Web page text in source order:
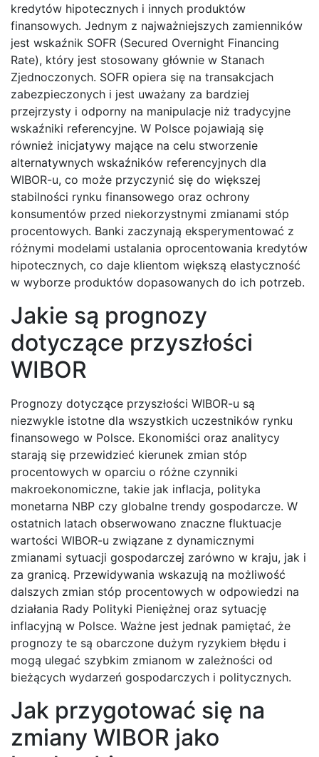
kredytów hipotecznych i innych produktów
finansowych. Jednym z najważniejszych zamienników
jest wskaźnik SOFR (Secured Overnight Financing
Rate), który jest stosowany głównie w Stanach
Zjednoczonych. SOFR opiera się na transakcjach
zabezpieczonych i jest uważany za bardziej
przejrzysty i odporny na manipulacje niż tradycyjne
wskaźniki referencyjne. W Polsce pojawiają się
również inicjatywy mające na celu stworzenie
alternatywnych wskaźników referencyjnych dla
WIBOR-u, co może przyczynić się do większej
stabilności rynku finansowego oraz ochrony
konsumentów przed niekorzystnymi zmianami stóp
procentowych. Banki zaczynają eksperymentować z
różnymi modelami ustalania oprocentowania kredytów
hipotecznych, co daje klientom większą elastyczność
w wyborze produktów dopasowanych do ich potrzeb.
Jakie są prognozy
dotyczące przyszłości
WIBOR
Prognozy dotyczące przyszłości WIBOR-u są
niezwykle istotne dla wszystkich uczestników rynku
finansowego w Polsce. Ekonomiści oraz analitycy
starają się przewidzieć kierunek zmian stóp
procentowych w oparciu o różne czynniki
makroekonomiczne, takie jak inflacja, polityka
monetarna NBP czy globalne trendy gospodarcze. W
ostatnich latach obserwowano znaczne fluktuacje
wartości WIBOR-u związane z dynamicznymi
zmianami sytuacji gospodarczej zarówno w kraju, jak i
za granicą. Przewidywania wskazują na możliwość
dalszych zmian stóp procentowych w odpowiedzi na
działania Rady Polityki Pieniężnej oraz sytuację
inflacyjną w Polsce. Ważne jest jednak pamiętać, że
prognozy te są obarczone dużym ryzykiem błędu i
mogą ulegać szybkim zmianom w zależności od
bieżących wydarzeń gospodarczych i politycznych.
Jak przygotować się na
zmiany WIBOR jako